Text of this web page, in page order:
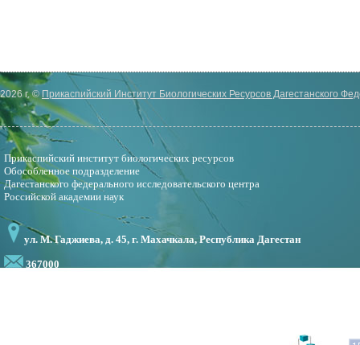
2026 г. ©Прикаспийский Институт Биологических Ресурсов Дагестанского
Прикаспийский институт биологических ресурсов
Обособленное подразделение
Дагестанского федерального исследовательского центра
Российской академии наук
ул. М. Гаджиева, д. 45, г. Махачкала, Республика Дагестан
367000